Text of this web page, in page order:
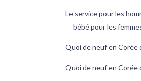
Le service pour les
bébé pour les
Quoi de neuf en Corée
Quoi de neuf en Corée